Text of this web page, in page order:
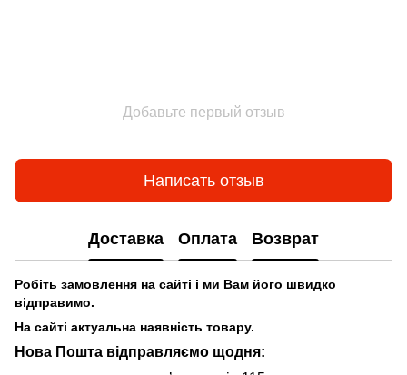
Добавьте первый отзыв
Написать отзыв
Доставка Оплата Возврат
Робіть замовлення на сайті і ми Вам його швидко
відправимо.
На сайті актуальна наявність товару.
Нова Пошта відправляємо щодня: